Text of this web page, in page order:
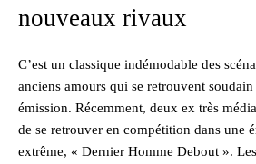
nouveaux rivaux
C’est un classique indémodable des
anciens amours qui se retrouvent
émission. Récemment, deux ex très
de se retrouver en compétition dans une
extrême, « Dernier Homme Debout ».